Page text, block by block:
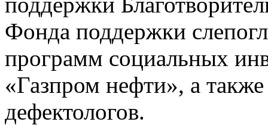
Фонда поддержки
программ социальных
«Газпром нефти», а
дефектологов.